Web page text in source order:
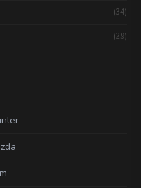
(34)
(29)